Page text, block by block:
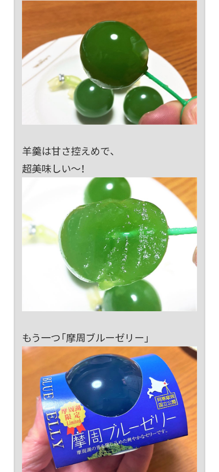
羊羹は甘さ控えめで、
超美味しい～！
もう一つ「摩周ブルーゼリー」